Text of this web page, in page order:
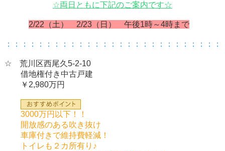
☆両日ともに下記のご案内です☆
2/22（土） 2/23（日） 午後1時～4時まで
：：：：：：：：：：：：：：：：：：：：：：：：：：：
☆ 荒川区西尾久5-2-10
借地権付き中古戸建
￥2,980万円
3000万円以下！！
開放感のある吹き抜け
車庫付きで維持費軽減！
トイレも２カ所有り♪